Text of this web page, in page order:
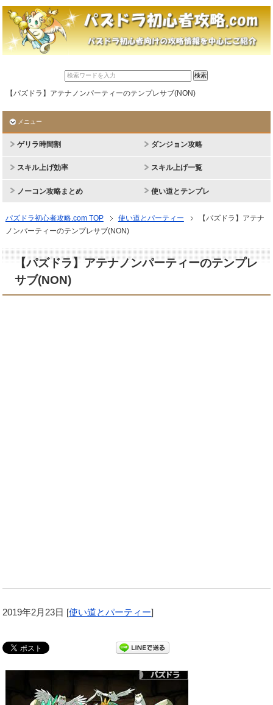
【パズドラ】アテナノンパーティーのテンプレサブ(NON)
メニュー
ゲリラ時間割 ダンジョン攻略
スキル上げ効率 スキル上げ一覧
ノーコン攻略まとめ 使い道とテンプレ
パズドラ初心者攻略.com TOP 使い道とパーティー
【パズドラ】アテナ
ノンパーティーのテンプレサブ(NON)
【パズドラ】アテナノンパーティーのテンプレ
サブ(NON)
2019年2月23日 [使い道とパーティー]